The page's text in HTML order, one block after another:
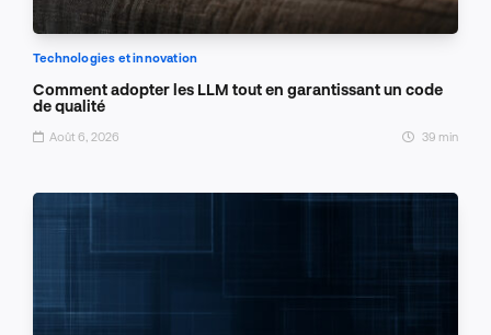
Technologies et innovation
Comment adopter les LLM tout en garantissant un code
de qualité
Août 6, 2026 39 min